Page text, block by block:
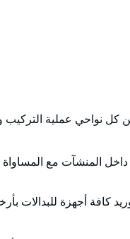
نواحي عملية التركيب
داخل المنشآت مع
كافة أجهزة